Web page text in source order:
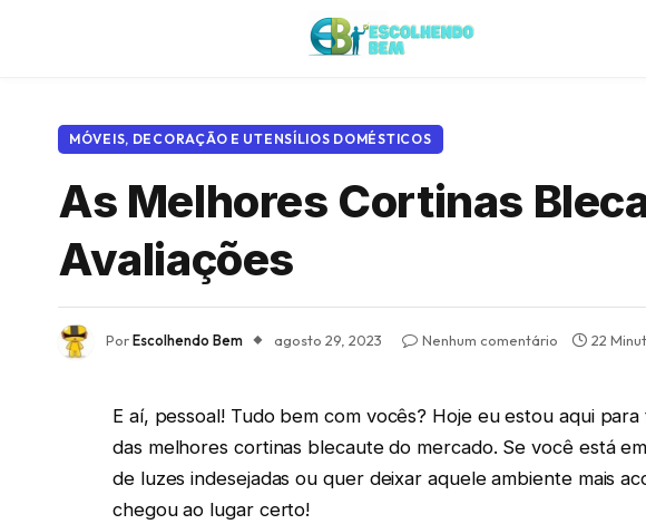
MÓVEIS, DECORAÇÃO E UTENSÍLIOS DOMÉSTICOS
As Melhores Cortinas
Avaliações
PorEscolhendo Bem agosto 29, 2023 Nenhum comentário 22
E aí, pessoal! Tudo bem com vocês? Hoje eu estou aqui
das melhores cortinas blecaute do mercado. Se você está
de luzes indesejadas ou quer deixar aquele ambiente mais
chegou ao lugar certo!